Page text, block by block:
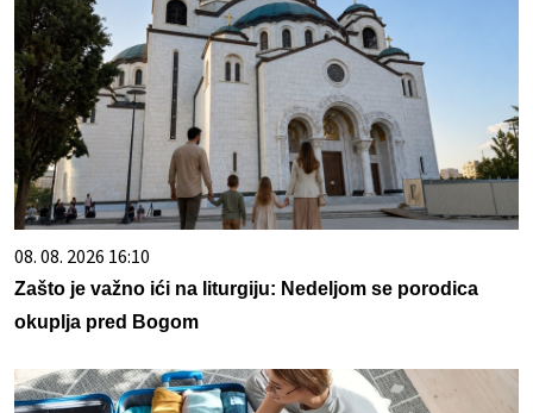
08. 08. 2026 16:10
Zašto je važno ići na liturgiju: Nedeljom se porodica
okuplja pred Bogom